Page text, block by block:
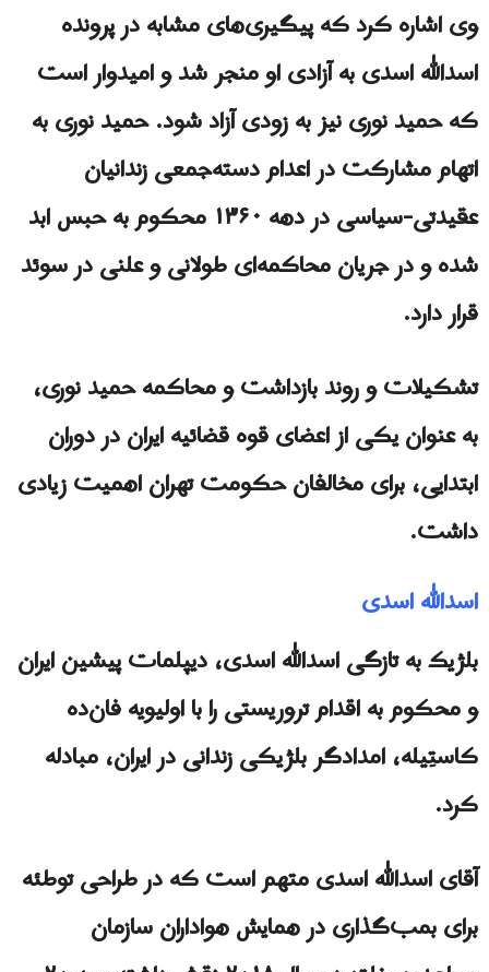
وی اشاره کرد که پیگیری‌های مشابه در پرونده
اسدالله اسدی به آزادی او منجر شد و امیدوار است
که حمید نوری نیز به زودی آزاد شود. حمید نوری به
اتهام مشارکت در اعدام دسته‌جمعی زندانیان
عقیدتی-سیاسی در دهه ۱۳۶۰ محکوم به حبس ابد
شده و در جریان محاکمه‌ای طولانی و علنی در سوئد
قرار دارد.
تشکیلات و روند بازداشت و محاکمه حمید نوری،
به عنوان یکی از اعضای قوه قضائیه ایران در دوران
ابتدایی، برای مخالفان حکومت تهران اهمیت زیادی
داشت.
اسدالله اسدی
بلژیک به تازگی اسدالله اسدی، دیپلمات پیشین ايران
و محکوم به اقدام تروریستی را با اولیویه فان‌ده
کاستِیله، امدادگر بلژیکی زندانی در ایران، مبادله
کرد.
آقای اسدالله اسدی متهم است که در طراحی توطئه
برای بمب‌گذاری در همایش هواداران سازمان